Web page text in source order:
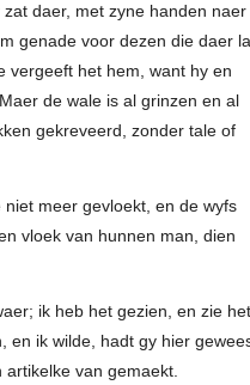
daer, met zyne handen naer
genade voor dezen die daer
vergeeft het hem, want hy en
de wale is al grinzen en al
gekreveerd, zonder tale of
meer gevloekt, en de wyfs
vloek van hunnen man, dien
ik heb het gezien, en zie het
en ik wilde, hadt gy hier
van gemaekt.